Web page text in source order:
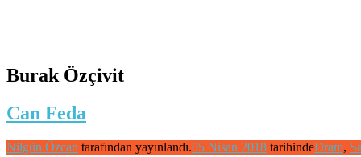
Burak Özçivit
Can Feda
Nilgün Özcan tarafından yayınlandı.05 Nisan 2018 tarihindeDram,